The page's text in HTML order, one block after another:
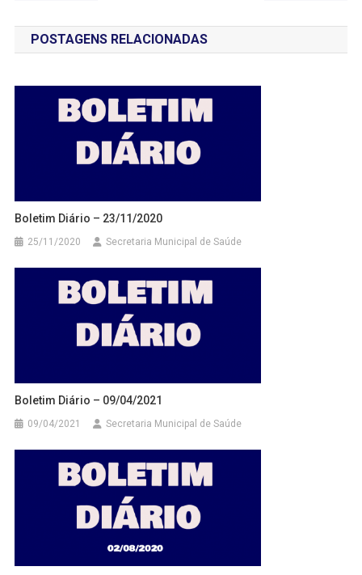
de
Post
POSTAGENS RELACIONADAS
Boletim Diário – 23/11/2020
25/11/2020 Secretaria Municipal de Saúde
Boletim Diário – 09/04/2021
09/04/2021 Secretaria Municipal de Saúde